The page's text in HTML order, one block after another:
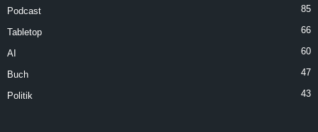
Podcast 85
Tabletop 66
AI 60
Buch 47
Politik 43